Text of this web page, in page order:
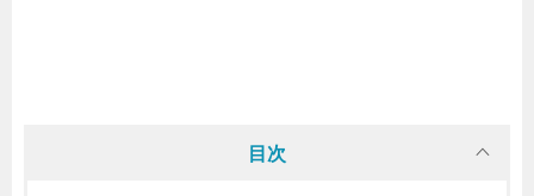
目次